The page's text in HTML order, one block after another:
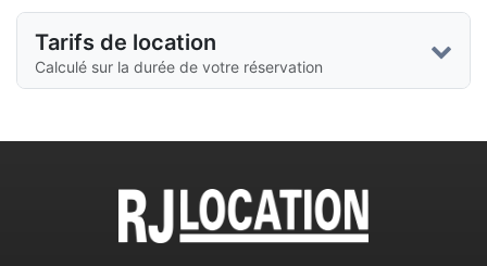
Tarifs de location
Calculé sur la durée de votre réservation